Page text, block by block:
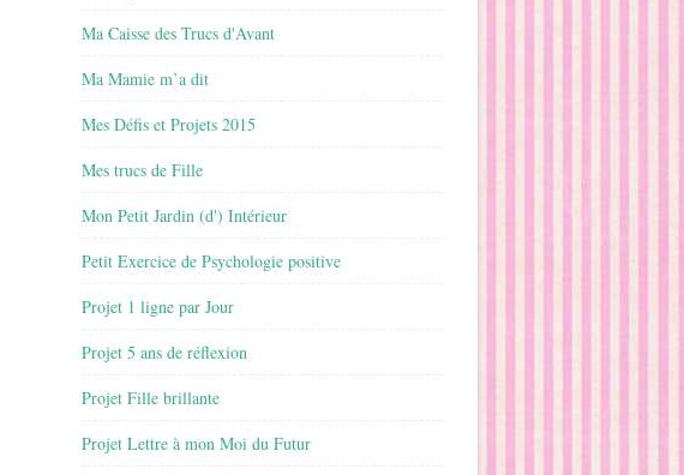
Ma Caisse des Trucs d'Avant
Ma Mamie m’a dit
Mes Défis et Projets 2015
Mes trucs de Fille
Mon Petit Jardin (d') Intérieur
Petit Exercice de Psychologie positive
Projet 1 ligne par Jour
Projet 5 ans de réflexion
Projet Fille brillante
Projet Lettre à mon Moi du Futur